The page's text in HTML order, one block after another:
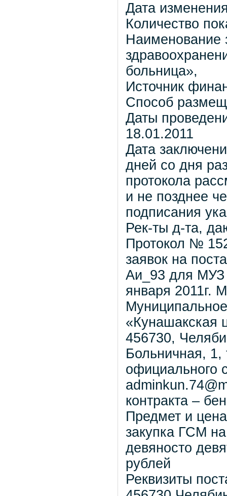
Дата
Количество
Наименование
больница»,
Источник
Способ
Даты
18.01.2011
Дата
дней со дня
протокола
и не позднее
подписания
Рек-ты д-та,
Протокол №
заявок на
Аи_93 для МУЗ
января 2011г.
«Кунашакская
456730,
Больничная,
официального
контракта –
Предмет и
закупка ГСМ
девяносто
рублей
Реквизиты